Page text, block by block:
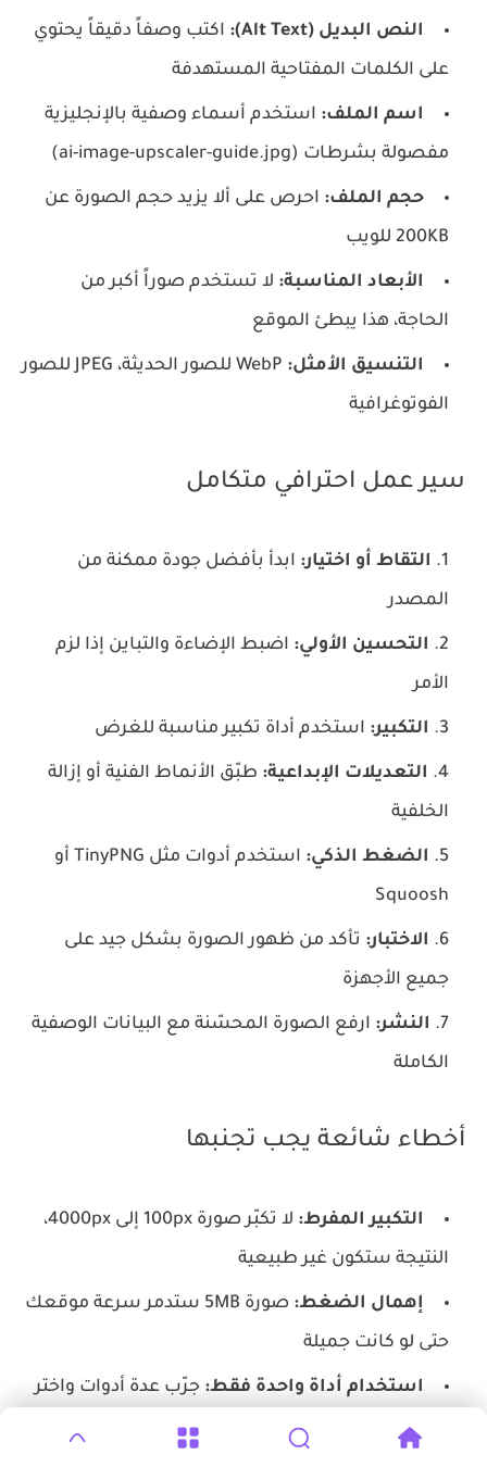
النص البديل (Alt Text):
اكتب وصفاً دقيقاً يحتوي
على الكلمات المفتاحية المستهدفة
اسم الملف: استخدم أسماء وصفية بالإنجليزية
مفصولة بشرطات (ai-image-upscaler-guide.jpg)
حجم الملف: احرص على ألا يزيد حجم الصورة عن
200KB للويب
الأبعاد المناسبة: لا تستخدم صوراً أكبر من
الحاجة، هذا يبطئ الموقع
التنسيق الأمثل:
WebP للصور الحديثة، JPEG للصور
الفوتوغرافية
سير عمل احترافي متكامل
التقاط أو اختيار: ابدأ بأفضل جودة ممكنة من
المصدر
التحسين الأولي: اضبط الإضاءة والتباين إذا لزم
الأمر
التكبير: استخدم أداة تكبير مناسبة للغرض
التعديلات الإبداعية: طبّق الأنماط الفنية أو إزالة
الخلفية
الضغط الذكي:
استخدم أدوات مثل TinyPNG أو
Squoosh
الاختبار: تأكد من ظهور الصورة بشكل جيد على
جميع الأجهزة
النشر: ارفع الصورة المحسّنة مع البيانات الوصفية
الكاملة
أخطاء شائعة يجب تجنبها
التكبير المفرط:
لا تكبّر صورة 100px إلى 4000px،
النتيجة ستكون غير طبيعية
إهمال الضغط:
صورة 5MB ستدمر سرعة موقعك
حتى لو كانت جميلة
استخدام أداة واحدة فقط: جرّب عدة أدوات واختر
الأفضل لكل حالة